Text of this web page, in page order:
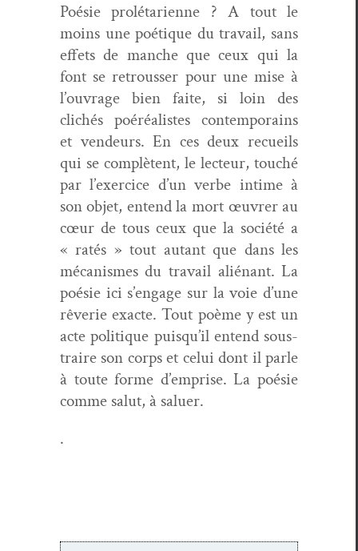
Poésie pro­lé­tari­enne ? A tout le
moins une poé­tique du tra­vail, sans
effets de manche que ceux qui la
font se retrouss­er pour une mise à
l’ouvrage bien faite, si loin des
clichés poéréal­istes con­tem­po­rains
et vendeurs. En ces deux recueils
qui se com­plè­tent, le lecteur, touché
par l’exercice d’un verbe intime à
son objet, entend la mort œuvr­er au
cœur de tous ceux que la société a
« ratés » tout autant que dans les
mécan­ismes du tra­vail alié­nant. La
poésie ici s’engage sur la voie d’une
rêver­ie exacte. Tout poème y est un
acte poli­tique puisqu’il entend sous­
traire son corps et celui dont il par­le
à toute forme d’emprise. La poésie
comme salut, à saluer.
.